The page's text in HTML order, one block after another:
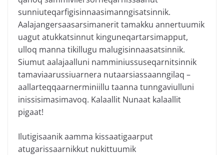
sunniuteqarfigisinnaasimanngisatsinnik.
Aalajangersaasarsimanerit tamakku annertuumik
uagut atukkatsinnut kinguneqartarsimapput,
ulloq manna tikillugu malugisinnaasatsinnik.
Siumut aalajaalluni namminiussuseqarnitsinnik
tamaviaarussiuarnera nutaarsiassaanngilaq –
aallarteqqaarnerminiillu taanna tunngaviulluni
inissisimasimavoq. Kalaallit Nunaat kalaallit
pigaat!
Ilutigisaanik aamma kissaatigaarput
atugarissaarnikkut nukittuumik